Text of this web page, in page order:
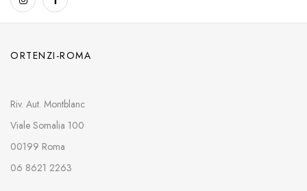
ORTENZI-ROMA
Riv. Aut. Montblanc
Viale Somalia 100
00199 Roma
06 8621 2263